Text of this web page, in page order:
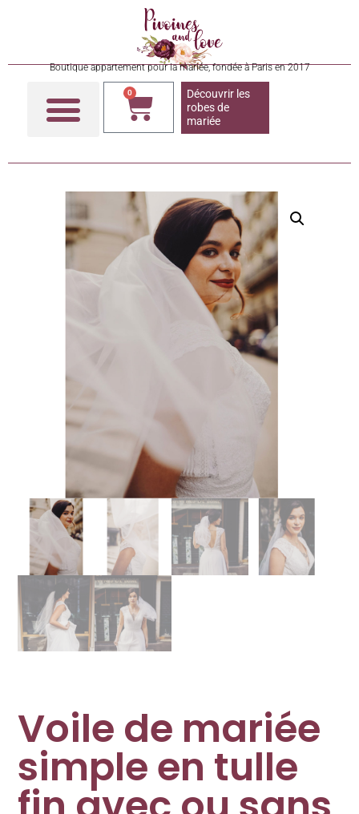
Boutique appartement pour la mariée, fondée à Paris en 2017
0
Découvrir les
robes de
mariée
Voile de mariée
simple en tulle